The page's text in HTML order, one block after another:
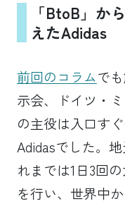
「BtoB」か
えたAdidas
前回のコラムで
示会、ドイツ・
の主役は入口す
Adidasでした。
れまでは1日3回
を行い、世界中